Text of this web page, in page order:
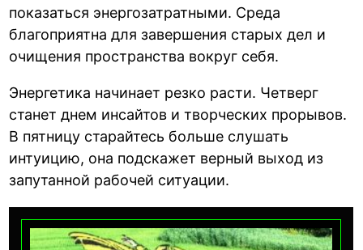
показаться энергозатратными. Среда
благоприятна для завершения старых дел и
очищения пространства вокруг себя.
Энергетика начинает резко расти. Четверг
станет днем инсайтов и творческих прорывов.
В пятницу старайтесь больше слушать
интуицию, она подскажет верный выход из
запутанной рабочей ситуации.